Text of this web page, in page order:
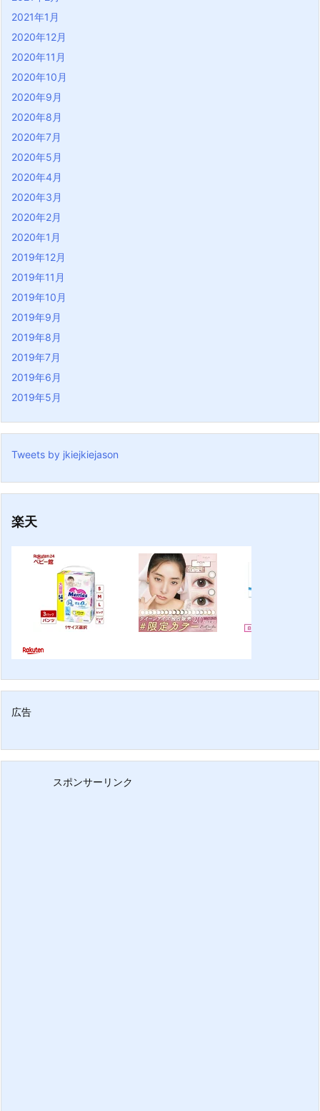
2021年1月
2020年12月
2020年11月
2020年10月
2020年9月
2020年8月
2020年7月
2020年5月
2020年4月
2020年3月
2020年2月
2020年1月
2019年12月
2019年11月
2019年10月
2019年9月
2019年8月
2019年7月
2019年6月
2019年5月
Tweets by jkiejkiejason
楽天
広告
スポンサーリンク